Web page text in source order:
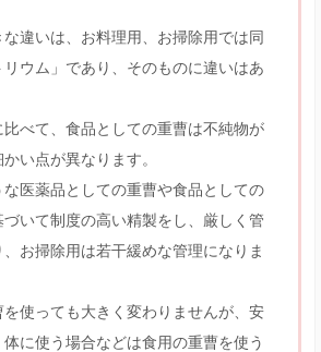
違いは、お料理用、お掃除用では同
リウム」であり、そのものに違いはあ
べて、食品としての重曹は不純物が
い点が異なります。
医薬品としての重曹や食品としての
いて制度の高い精製をし、厳しく管
お掃除用は若干緩めな管理になりま
使っても大きく変わりませんが、安
に使う場合などは食用の重曹を使う